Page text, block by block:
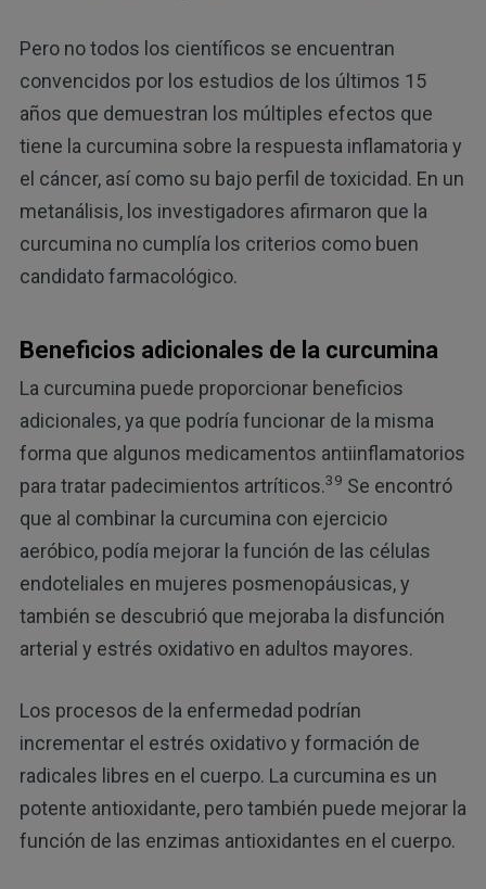
Pero no todos los científicos se encuentran
convencidos por los estudios de los últimos 15
años que demuestran los múltiples efectos que
tiene la curcumina sobre la respuesta inflamatoria y
el cáncer, así como su bajo perfil de toxicidad. En un
metanálisis, los investigadores afirmaron que la
curcumina no cumplía los criterios como buen
candidato farmacológico.
Beneficios adicionales de la curcumina
La curcumina puede proporcionar beneficios
adicionales, ya que podría funcionar de la misma
forma que algunos medicamentos antiinflamatorios
para tratar padecimientos artríticos.39 Se encontró
que al combinar la curcumina con ejercicio
aeróbico, podía mejorar la función de las células
endoteliales en mujeres posmenopáusicas, y
también se descubrió que mejoraba la disfunción
arterial y estrés oxidativo en adultos mayores.
Los procesos de la enfermedad podrían
incrementar el estrés oxidativo y formación de
radicales libres en el cuerpo. La curcumina es un
potente antioxidante, pero también puede mejorar la
función de las enzimas antioxidantes en el cuerpo.